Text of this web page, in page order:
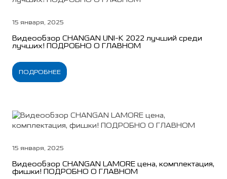
15 января, 2025
Видеообзор CHANGAN UNI-K 2022 лучший среди
лучших! ПОДРОБНО О ГЛАВНОМ
ПОДРОБНЕЕ
15 января, 2025
Видеообзор CHANGAN LAMORE цена, комплектация,
фишки! ПОДРОБНО О ГЛАВНОМ